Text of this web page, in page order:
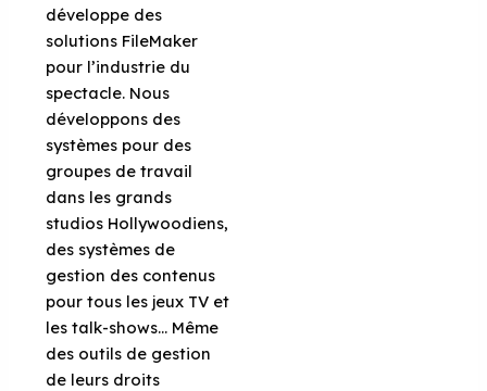
développe des
solutions FileMaker
pour l’industrie du
spectacle. Nous
développons des
systèmes pour des
groupes de travail
dans les grands
studios Hollywoodiens,
des systèmes de
gestion des contenus
pour tous les jeux TV et
les talk-shows… Même
des outils de gestion
de leurs droits